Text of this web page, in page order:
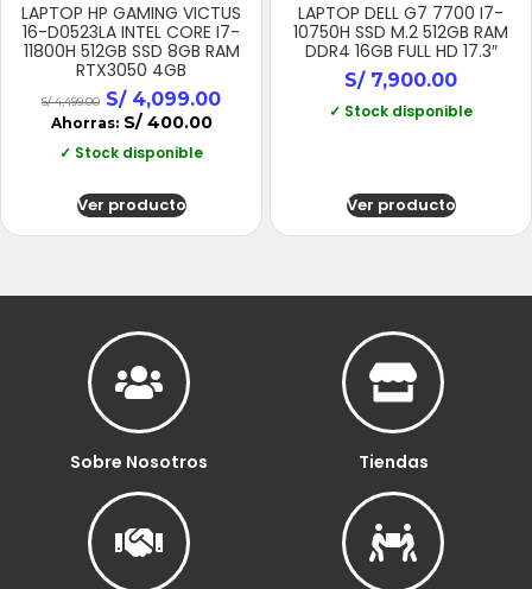
LAPTOP HP GAMING VICTUS
16-D0523LA INTEL CORE I7-
11800H 512GB SSD 8GB RAM
RTX3050 4GB
S/4,499.00 S/4,099.00
Ahorras: S/400.00
✓ Stock disponible
Ver producto
LAPTOP DELL G7 7700 I7-
10750H SSD M.2 512GB RAM
DDR4 16GB FULL HD 17.3″
S/7,900.00
✓ Stock disponible
Ver producto
Sobre Nosotros Tiendas